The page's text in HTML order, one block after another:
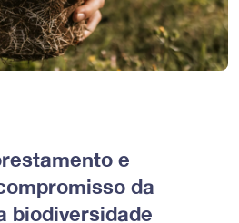
e
da
biodiversidade